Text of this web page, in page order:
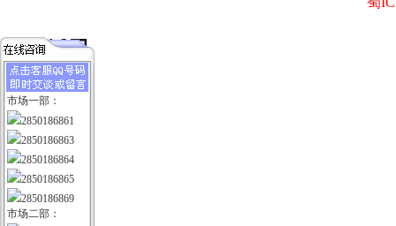
市场一部：
2850186861
2850186863
2850186864
2850186865
2850186869
市场二部：